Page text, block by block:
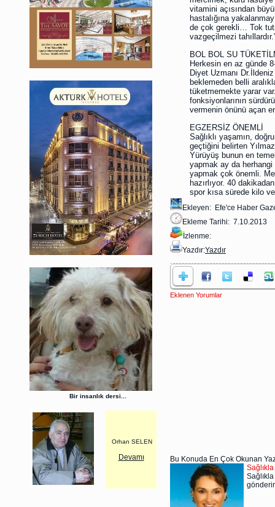
Bir insanlık dersi...
Orhan SELEN
Devamı
vitamini açısından
hastalığına
de çok gerekli… Tok
vazgeçilmezi
BOL BOL SU
Herkesin en az günde
Diyet Uzmanı
beklemeden belli
tüketmemekte yarar
fonksiyonlarının
vermenin önünü açan
EGZERSİZ ÖNEMLİ
Sağlıklı yaşamın,
geçtiğini belirten
Yürüyüş bunun en
yapmak ay da
yapmak çok önemli.
hazırlıyor. 40
spor kısa sürede kilo
Ekleyen: Efe'ce Haber
Ekleme Tarihi: 7.10.2013
İzlenme:
Yazdır:Yazdır
Eklenen Yorumlar
Bu Konuda En Çok Okunan